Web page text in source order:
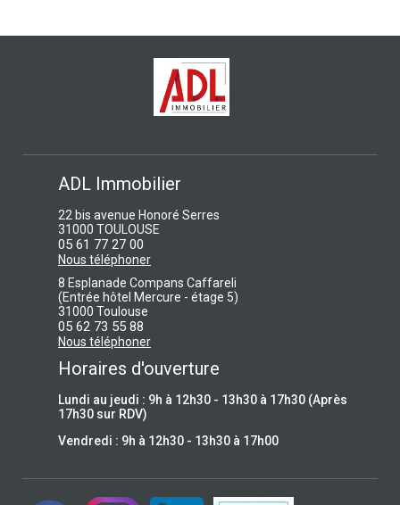
ADL Immobilier
22 bis avenue Honoré Serres
31000 TOULOUSE
05 61 77 27 00
Nous téléphoner
8 Esplanade Compans Caffareli
(Entrée hôtel Mercure - étage 5)
31000 Toulouse
05 62 73 55 88
Nous téléphoner
Horaires d'ouverture
Lundi au jeudi : 9h à 12h30 - 13h30 à 17h30 (Après
17h30 sur RDV)
Vendredi : 9h à 12h30 - 13h30 à 17h00